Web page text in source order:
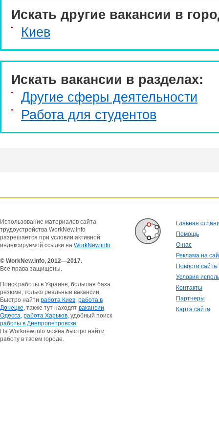
Искать другие вакансии в
Киев
Искать вакансии в разделах:
Другие сферы деятельности
Работа для студентов
Использование материалов сайта
трудоустройства WorkNew.info
разрешается при условии активной
индексируемой ссылки на WorkNew.info
© WorkNew.info, 2012—2017.
Все права защищены.
Поиск работы в Украине, большая база
резюме, только реальные вакансии.
Быстро найти работа Киев, работа в
Донецке, также тут находят вакансии
Одесса, работа Харьков, удобный поиск
работы в Днепропетровске
На Worknew.info можна быстро найти
работу в твоем городе.
Главная
Помощь
О нас
Реклама на
Новости сайта
Условия
Контакты
Партнеры
Карта сайта